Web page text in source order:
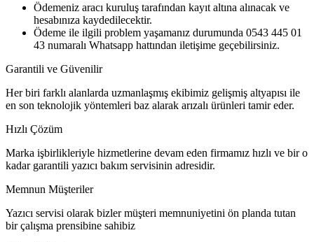
Ödemeniz aracı kuruluş tarafından kayıt altına alınacak ve
hesabınıza kaydedilecektir.
Ödeme ile ilgili problem yaşamanız durumunda 0543 445 01
43 numaralı Whatsapp hattından iletişime geçebilirsiniz.
Garantili ve Güvenilir
Her biri farklı alanlarda uzmanlaşmış ekibimiz gelişmiş altyapısı ile
en son teknolojik yöntemleri baz alarak arızalı ürünleri tamir eder.
Hızlı Çözüm
Marka işbirlikleriyle hizmetlerine devam eden firmamız hızlı ve bir o
kadar garantili yazıcı bakım servisinin adresidir.
Memnun Müşteriler
Yazıcı servisi olarak bizler müşteri memnuniyetini ön planda tutan
bir çalışma prensibine sahibiz